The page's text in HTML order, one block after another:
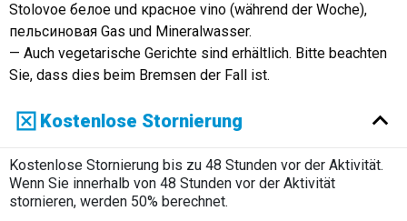
Stolovoe белое und красное vino (während der Woche),
пельсиновая Gas und Mineralwasser.
— Auch vegetarische Gerichte sind erhältlich. Bitte beachten
Sie, dass dies beim Bremsen der Fall ist.
Kostenlose Stornierung
Kostenlose Stornierung bis zu 48 Stunden vor der Aktivität.
Wenn Sie innerhalb von 48 Stunden vor der Aktivität
stornieren, werden 50% berechnet.